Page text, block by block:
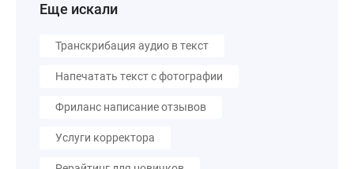
Еще искали
Транскрибация аудио в текст
Напечатать текст с фотографии
Фриланс написание отзывов
Услуги корректора